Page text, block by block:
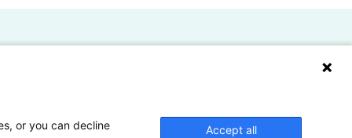
Lectoren en onderzoekers
or you can decline
Accept all